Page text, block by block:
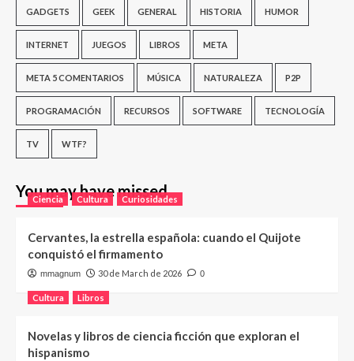
GADGETS GEEK GENERAL HISTORIA HUMOR
INTERNET JUEGOS LIBROS META
META 5 COMENTARIOS MÚSICA NATURALEZA P2P
PROGRAMACIÓN RECURSOS SOFTWARE TECNOLOGÍA
TV WTF?
You may have missed
Ciencia Cultura Curiosidades
Cervantes, la estrella española: cuando el Quijote
conquistó el firmamento
mmagnum 30 de March de 2026 0
Cultura Libros
Novelas y libros de ciencia ficción que exploran el
hispanismo